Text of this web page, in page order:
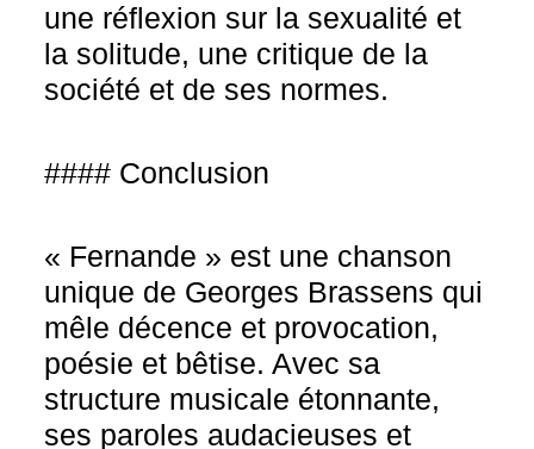
une réflexion sur la sexualité et
la solitude, une critique de la
société et de ses normes.
#### Conclusion
« Fernande » est une chanson
unique de Georges Brassens qui
mêle décence et provocation,
poésie et bêtise. Avec sa
structure musicale étonnante,
ses paroles audacieuses et